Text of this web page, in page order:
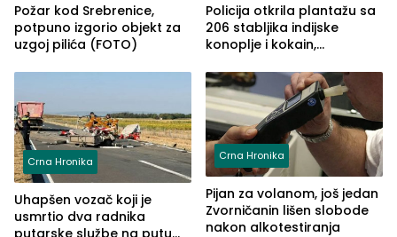
Požar kod Srebrenice,
potpuno izgorio objekt za
uzgoj pilića (FOTO)
Policija otkrila plantažu sa
206 stabljika indijske
konoplje i kokain,
(FOTO)
Crna Hronika
Uhapšen vozač koji je
usmrtio dva radnika
Crna Hronika
Pijan za volanom, još jedan
Zvorničanin lišen slobode
nakon alkotestiranja